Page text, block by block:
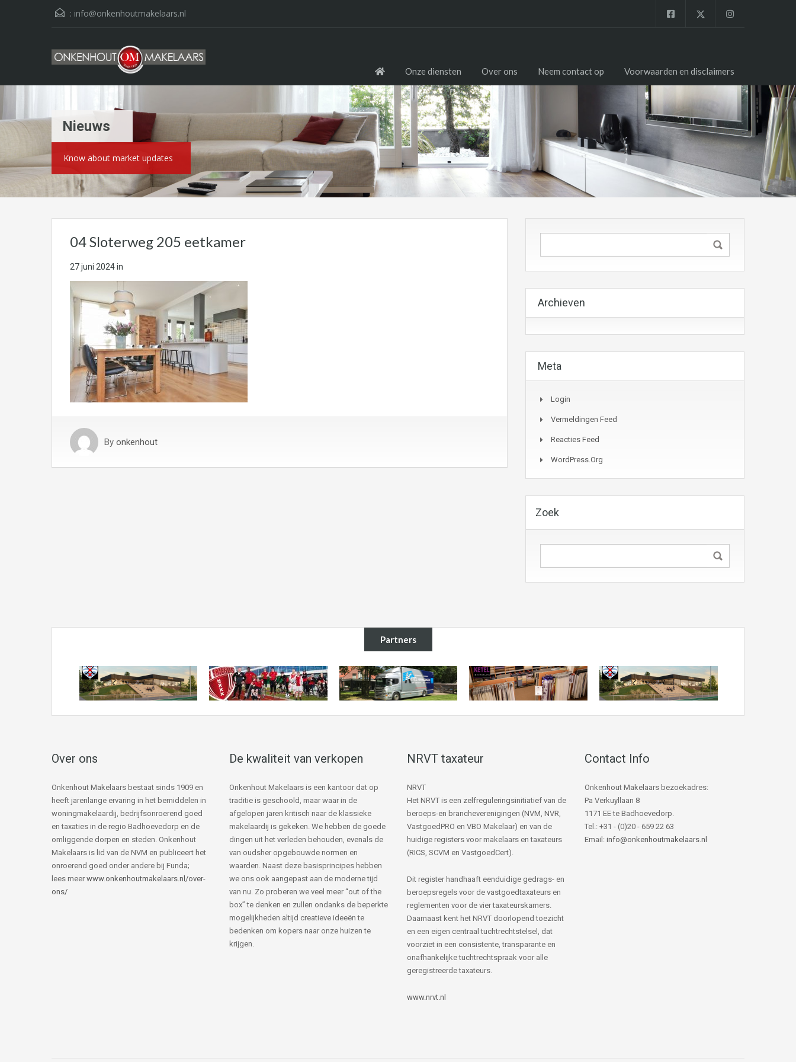
: info@onkenhoutmakelaars.nl
Onze diensten Over ons Neem contact op Voorwaarden en disclaimers
Nieuws
Know about market updates
04 Sloterweg 205 eetkamer
27 juni 2024in
By onkenhout
Archieven
Meta
Login
Vermeldingen Feed
Reacties Feed
WordPress.org
Zoek
Partners
Over ons
Onkenhout Makelaars bestaat sinds 1909 en
heeft jarenlange ervaring in het bemiddelen in
woningmakelaardij, bedrijfsonroerend goed
en taxaties in de regio Badhoevedorp en de
omliggende dorpen en steden. Onkenhout
Makelaars is lid van de NVM en publiceert het
onroerend goed onder andere bij Funda;
lees meer www.onkenhoutmakelaars.nl/over-
ons/
De kwaliteit van verkopen
Onkenhout Makelaars is een kantoor dat op
traditie is geschoold, maar waar in de
afgelopen jaren kritisch naar de klassieke
makelaardij is gekeken. We hebben de goede
dingen uit het verleden behouden, evenals de
van oudsher opgebouwde normen en
waarden. Naast deze basisprincipes hebben
we ons ook aangepast aan de moderne tijd
van nu. Zo proberen we veel meer “out of the
box” te denken en zullen ondanks de beperkte
mogelijkheden altijd creatieve ideeën te
bedenken om kopers naar onze huizen te
krijgen.
NRVT taxateur
NRVT
Het NRVT is een zelfreguleringsinitiatief van de
beroeps-en brancheverenigingen (NVM, NVR,
VastgoedPRO en VBO Makelaar) en van de
huidige registers voor makelaars en taxateurs
(RICS, SCVM en VastgoedCert).
Dit register handhaaft eenduidige gedrags- en
beroepsregels voor de vastgoedtaxateurs en
reglementen voor de vier taxateurskamers.
Daarnaast kent het NRVT doorlopend toezicht
en een eigen centraal tuchtrechtstelsel, dat
voorziet in een consistente, transparante en
onafhankelijke tuchtrechtspraak voor alle
geregistreerde taxateurs.
www.nrvt.nl
Contact Info
Onkenhout Makelaars bezoekadres:
Pa Verkuyllaan 8
1171 EE te Badhoevedorp.
Tel.: +31 - (0)20 - 659 22 63
Email: info@onkenhoutmakelaars.nl